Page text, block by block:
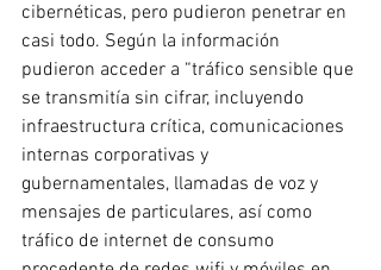
cibernéticas, pero pudieron penetrar en
casi todo. Según la información
pudieron acceder a “tráfico sensible que
se transmitía sin cifrar, incluyendo
infraestructura crítica, comunicaciones
internas corporativas y
gubernamentales, llamadas de voz y
mensajes de particulares, así como
tráfico de internet de consumo